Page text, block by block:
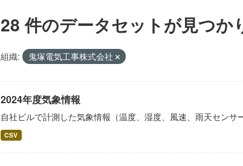
28 件のデータセットが見つか
組織: 鬼塚電気工事株式会社
2024年度気象情報
自社ビルで計測した気象情報（温度、湿度、風速、雨天センサ
CSV